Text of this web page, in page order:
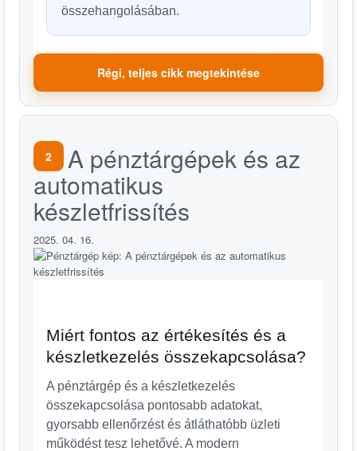
összehangolásában.
Régi, teljes cikk megtekintése
2 A pénztárgépek és az
automatikus
készletfrissítés
2025. 04. 16.
Miért fontos az értékesítés és a
készletkezelés összekapcsolása?
A pénztárgép és a készletkezelés
összekapcsolása pontosabb adatokat,
gyorsabb ellenőrzést és átláthatóbb üzleti
működést tesz lehetővé. A modern